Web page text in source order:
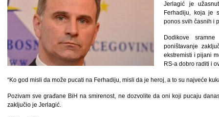
Jerlagić je
Ferhadiju, koja je
ponos svih časnih i
Dodikove
poništavanje
ekstremisti i pijani
RS-a dobro raditi i
“Ko god misli da može pucati na Ferhadiju, misli da je heroj, a to su najveće
Pozivam sve građane BiH na smirenost, ne dozvolite da oni koji pucaju
zaključio je Jerlagić.